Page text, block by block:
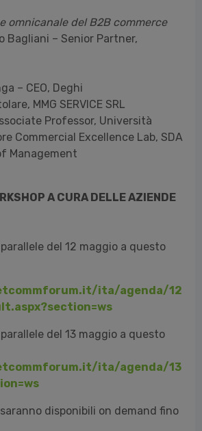
omnicanale del B2B commerce
Bagliani – Senior Partner,
– CEO, Deghi
MMG SERVICE SRL
Professor, Università
Commercial Excellence Lab, SDA
Management
A CURA DELLE AZIENDE
del 12 maggio a questo
ita/agenda/12
del 13 maggio a questo
ita/agenda/13
disponibili on demand fino